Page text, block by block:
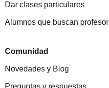
Dar clases particulares
Alumnos que buscan profesor
Comunidad
Novedades y Blog
Preguntas y respuestas